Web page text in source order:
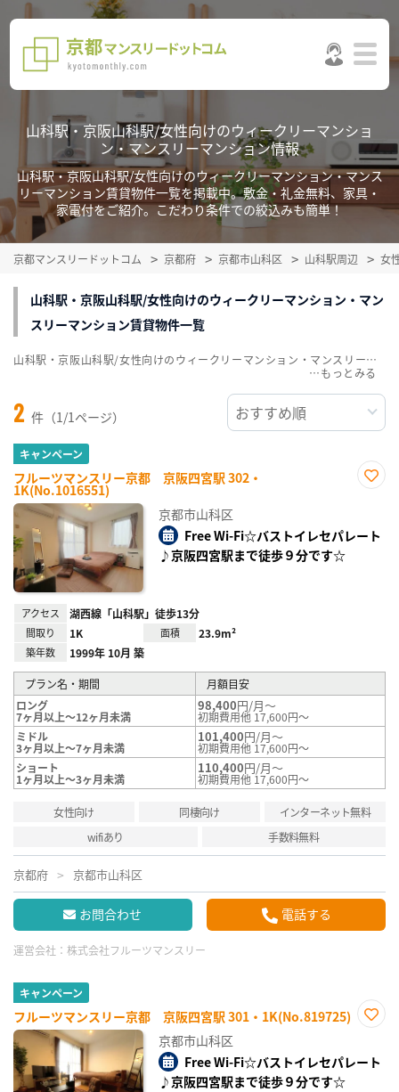
山科駅・京阪山科駅/女性向けのウィークリーマンショ
ン・マンスリーマンション情報
山科駅・京阪山科駅/女性向けのウィークリーマンション・マンス
リーマンション賃貸物件一覧を掲載中。敷金・礼金無料、家具・
家電付をご紹介。こだわり条件での絞込みも簡単！
京都マンスリードットコム 京都府 京都市山科区 山科駅周辺 女
山科駅・京阪山科駅/女性向けのウィークリーマンション・マン
スリーマンション賃貸物件一覧
2 件（1/1ページ）
キャンペーン
フルーツマンスリー京都 京阪四宮駅 302・
1K(No.1016551)
録
京都市山科区
Free Wi-Fi☆バストイレセパレート
♪京阪四宮駅まで徒歩９分です☆
アクセス 湖西線「山科駅」徒歩13分
間取り 1K 面積 23.9m²
築年数 1999年 10月 築
プラン名・期間
月額目安
ロング
7ヶ月以上～12ヶ月未満
98,400円/月～
初期費用他 17,600円～
ミドル
3ヶ月以上～7ヶ月未満
101,400円/月～
初期費用他 17,600円～
ショート
1ヶ月以上～3ヶ月未満
110,400円/月～
初期費用他 17,600円～
女性向け 同棲向け
インターネット無料
wifiあり
手数料無料
京都府 京都市山科区
お問合わせ 電話する
運営会社： 株式会社フルーツマンスリー
キャンペーン
フルーツマンスリー京都 京阪四宮駅 301・1K(No.819725)
り登
京都市山科区
Free Wi-Fi☆バストイレセパレート
♪京阪四宮駅まで徒歩９分です☆
山科駅・京阪山科駅/女性向けのウィークリーマンション・マンスリーマンション賃貸物件一覧を掲載中。敷金・礼金無料、家具・家電付をご紹介。こだわり条件での絞込みも簡単！
…